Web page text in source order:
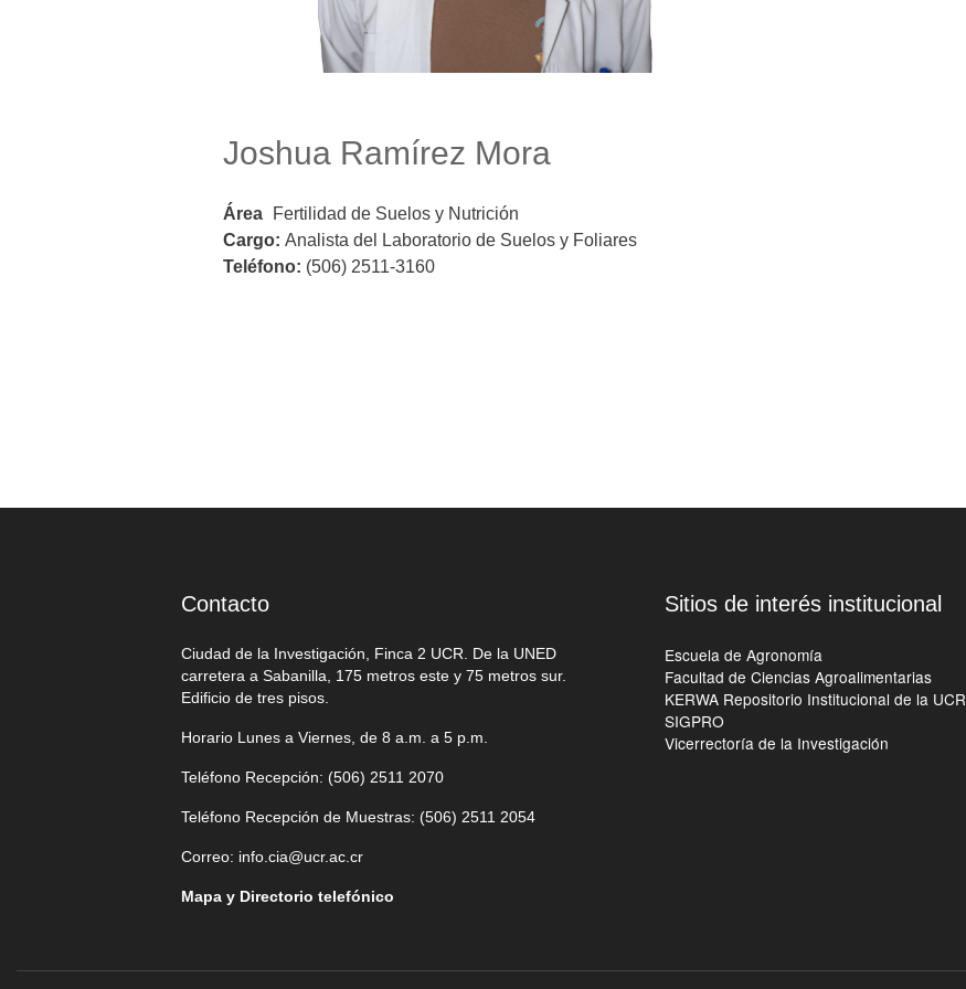
Joshua Ramírez Mora
Área
Fertilidad de Suelos y Nutrición
Cargo: Analista del Laboratorio de Suelos y Foliares
Teléfono: (506) 2511-3160
Contacto
Ciudad de la Investigación, Finca 2 UCR. De la UNED
carretera a Sabanilla, 175 metros este y 75 metros sur.
Edificio de tres pisos.
Horario Lunes a Viernes, de 8 a.m. a 5 p.m.
Teléfono Recepción: (506) 2511 2070
Teléfono Recepción de Muestras: (506) 2511 2054
Correo: info.cia@ucr.ac.cr
Mapa y Directorio telefónico
Sitios de interés institucional
Escuela de Agronomía
Facultad de Ciencias Agroalimentarias
KERWA Repositorio Institucional de la UCR
SIGPRO
Vicerrectoría de la Investigación